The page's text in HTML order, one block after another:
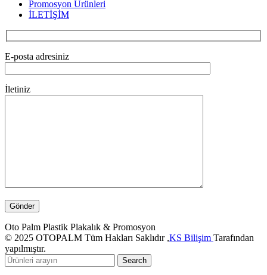
Promosyon Ürünleri
İLETİŞİM
E-posta adresiniz
İletiniz
Oto Palm Plastik Plakalık & Promosyon
© 2025 OTOPALM Tüm Hakları Saklıdır ,KS Bilişim Tarafından
yapılmıştır.
Search